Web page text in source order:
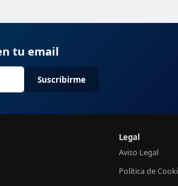
tu email
Suscribirme
Legal
Aviso Legal
Política de